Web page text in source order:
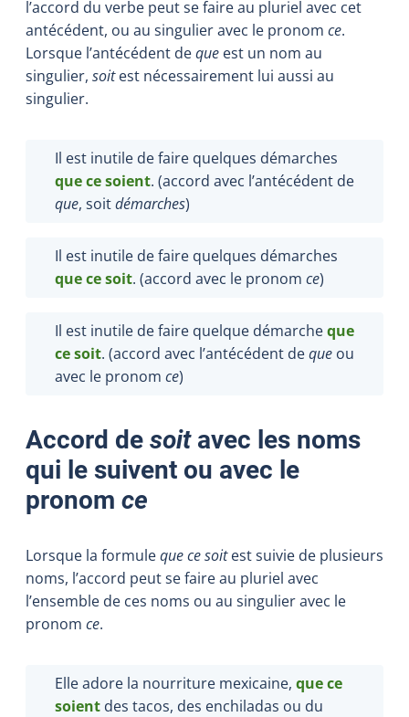
l’accord du verbe peut se faire au pluriel avec cet
antécédent, ou au singulier avec le pronom ce.
Lorsque l’antécédent deque est un nom au
singulier, soitest nécessairement lui aussi au
singulier.
Il est inutile de faire quelques démarches
que ce soient. (accord avec l’antécédent de
que, soitdémarches)
Il est inutile de faire quelques démarches
que ce soit. (accord avec le pronom ce)
Il est inutile de faire quelque démarcheque
ce soit. (accord avec l’antécédent deque ou
avec le pronom ce)
Accord de soitavec les noms
qui le suivent ou avec le
pronom ce
Lorsque la formuleque ce soitest suivie de plusieurs
noms, l’accord peut se faire au pluriel avec
l’ensemble de ces noms ou au singulier avec le
pronom ce.
Elle adore la nourriture mexicaine, quece
soient des tacos, des enchiladas ou du